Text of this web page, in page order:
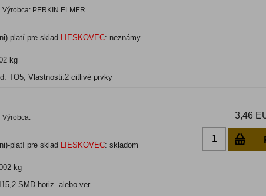
Výrobca: PERKIN ELMER
platí pre sklad LIESKOVEC: neznámy
kg
TO5; Vlastnosti:2 citlivé prvky
Výrobca:
platí pre sklad LIESKOVEC: skladom
kg
SMD horiz. alebo ver
3,46